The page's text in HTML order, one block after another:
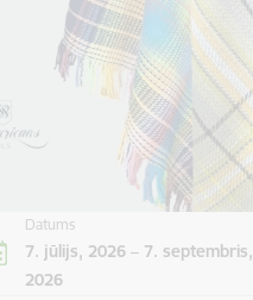
Datums
7. jūlijs, 2026 – 7. septembris,
2026